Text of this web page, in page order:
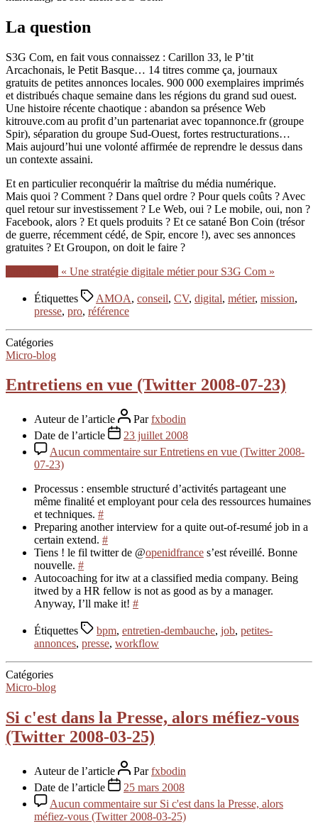
La question
S3G Com, en fait vous connaissez : Carillon 33, le P’tit
Arcachonais, le Petit Basque… 14 titres comme ça, journaux
gratuits de petites annonces locales. 900 000 exemplaires imprimés
et distribués chaque semaine dans les régions du grand sud ouest.
Une histoire récente chaotique : abandon sa présence Web
kitrouve.com au profit d’un partenariat avec topannonce.fr (groupe
Spir), séparation du groupe Sud-Ouest, fortes restructurations…
Mais aujourd’hui une volonté affirmée de reprendre le dessus dans
un contexte assaini.
Et en particulier reconquérir la maîtrise du média numérique.
Mais quoi ? Comment ? Dans quel ordre ? Pour quels coûts ? Avec
quel retour sur investissement ? Le Web, oui ? Le mobile, oui, non ?
Facebook, alors ? Et quels produits ? Et ce satané Bon Coin (trésor
de guerre, récemment cédé, de Spir, encore !), avec ses annonces
gratuites ? Et Groupon, on doit le faire ?
« Une stratégie digitale métier pour S3G Com »
Étiquettes AMOA, conseil, CV, digital, métier, mission,
presse, pro, référence
Catégories
Micro-blog
Entretiens en vue (Twitter 2008-07-23)
Auteur de l’article Parfxbodin
Date de l’article
23 juillet 2008
Aucun commentaire sur Entretiens en vue (Twitter 2008-
07-23)
Processus : ensemble structuré d’activités partageant une
même finalité et employant pour cela des ressources humaines
et techniques. #
Preparing another interview for a quite out-of-resumé job in a
certain extend. #
Tiens ! le fil twitter de @openidfrance s’est réveillé. Bonne
nouvelle. #
Autocoaching for itw at a classified media company. Being
itwed by a HR fellow is not as good as by a manager.
Anyway, I’ll make it! #
Étiquettes bpm, entretien-dembauche, job, petites-
annonces, presse, workflow
Catégories
Micro-blog
Si c'est dans la Presse, alors méfiez-vous
(Twitter 2008-03-25)
Auteur de l’article Parfxbodin
Date de l’article
25 mars 2008
Aucun commentaire sur Si c'est dans la Presse, alors
méfiez-vous (Twitter 2008-03-25)